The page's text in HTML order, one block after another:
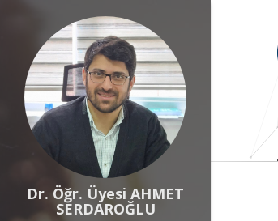
Dr. Öğr. Üyesi AHMET
SERDAROĞLU